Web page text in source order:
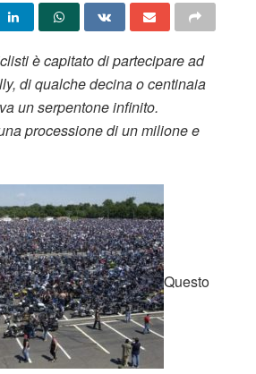
è capitato di partecipare ad
di qualche decina o centinaia
un serpentone infinito.
processione di un milione e
Questo